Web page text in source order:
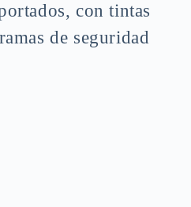
con tintas
de seguridad